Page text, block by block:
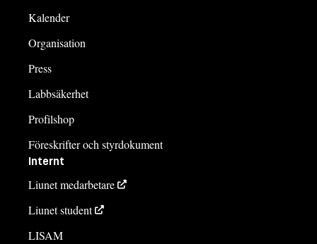
Kalender
Organisation
Press
Labbsäkerhet
Profilshop
Föreskrifter och styrdokument
Internt
Liunet medarbetare
Liunet student
LISAM